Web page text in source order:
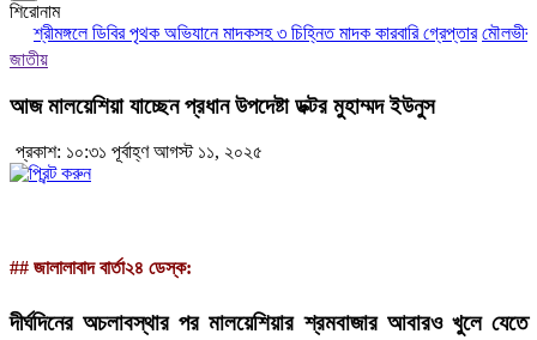
শিরোনাম
শ্রীমঙ্গলে ডিবির পৃথক অভিযানে মাদকসহ ৩ চিহ্নিত মাদক কারবারি গ্রেপ্তার
জাতীয়
আজ মালয়েশিয়া যাচ্ছেন প্রধান উপদেষ্টা ডক্টর মুহাম্মদ ইউনুস
প্রকাশ: ১০:৩১ পূর্বাহ্ণ আগস্ট ১১, ২০২৫
## জালালাবাদ বার্তা২৪ ডেস্ক:
দীর্ঘদিনের অচলাবস্থার পর মালয়েশিয়ার শ্রমবাজার আবারও খুলে যেতে